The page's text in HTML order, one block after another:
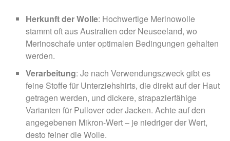
Herkunft der Wolle: Hochwertige Merinowolle
stammt oft aus Australien oder Neuseeland, wo
Merinoschafe unter optimalen Bedingungen gehalten
werden.
Verarbeitung: Je nach Verwendungszweck gibt es
feine Stoffe für Unterziehshirts, die direkt auf der Haut
getragen werden, und dickere, strapazierfähige
Varianten für Pullover oder Jacken. Achte auf den
angegebenen Mikron-Wert – je niedriger der Wert,
desto feiner die Wolle.